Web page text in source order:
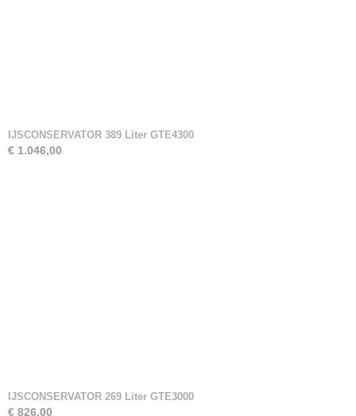
IJSCONSERVATOR 389 Liter GTE4300
€ 1.046,00
IJSCONSERVATOR 269 Liter GTE3000
€ 826,00